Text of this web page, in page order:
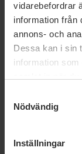
vidarebefordrar
information från
annons- och
Dessa kan i sin
information
Nödvändig
Inställningar
3 augusti 2026
Pride är
hbtqi-
30 juli 2026